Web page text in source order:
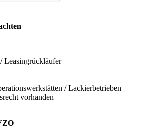
Leasingrückläufer
/ Lackierbetrieben
vorhanden